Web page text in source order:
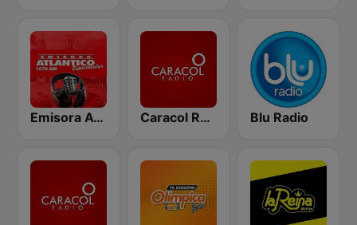
Emisora Atlantico Caracol Radio Blu Radio